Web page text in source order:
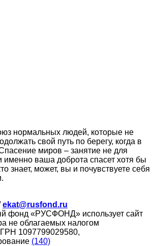
нормальных людей, которые не
свой путь по берегу, когда в
Спасение миров – занятие не для
ваша доброта спасет хотя бы
знает, может, вы и почувствуете себя
ekat@rusfond.ru
фонд «РУСФОНД» использует сайт
не облагаемых налогом
1097799029580,
(140)